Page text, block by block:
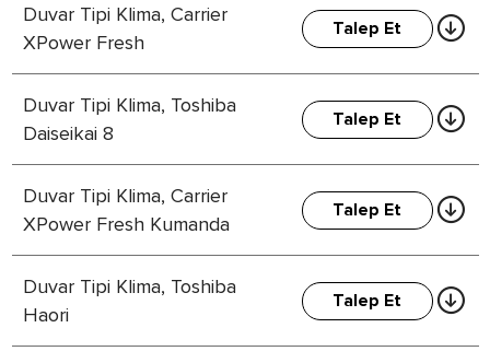
Duvar Tipi Klima, Carrier
XPower Fresh
Talep Et
Duvar Tipi Klima, Toshiba
Daiseikai 8
Talep Et
Duvar Tipi Klima, Carrier
XPower Fresh Kumanda
Talep Et
Duvar Tipi Klima, Toshiba
Haori
Talep Et